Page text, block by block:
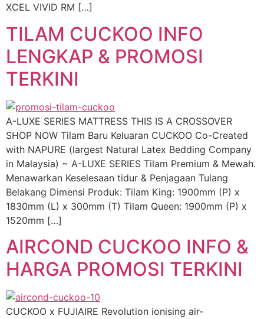
XCEL VIVID RM […]
TILAM CUCKOO INFO
LENGKAP & PROMOSI
TERKINI
A-LUXE SERIES MATTRESS THIS IS A CROSSOVER
SHOP NOW Tilam Baru Keluaran CUCKOO Co-Created
with NAPURE (largest Natural Latex Bedding Company
in Malaysia) ~ A-LUXE SERIES Tilam Premium & Mewah.
Menawarkan Keselesaan tidur & Penjagaan Tulang
Belakang Dimensi Produk: Tilam King: 1900mm (P) x
1830mm (L) x 300mm (T) Tilam Queen: 1900mm (P) x
1520mm […]
AIRCOND CUCKOO INFO &
HARGA PROMOSI TERKINI
CUCKOO x FUJIAIRE Revolution ionising air-